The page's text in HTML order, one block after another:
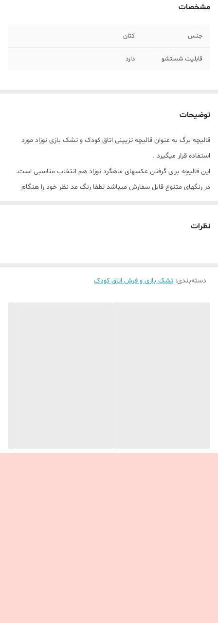
مشخصات
جنس کتان
قابلیت شستشو دارد
توضیحات
قالیچه برگ به عنوان قالیچه تزیینی اتاق کودک و تشک بازی نوزاد مورد
استفاده قرار میگیرد .
این قالیچه برای گرفتن عکسهای ماهگرد نوزاد هم انتخاب مناسبی است.
در رنگهای متنوع قابل سفارش میباشد لطفا رنگ مد نظر خود را هنگام
نظرات
دسته‌بندی: تشک بازی و فرش اتاق کودک